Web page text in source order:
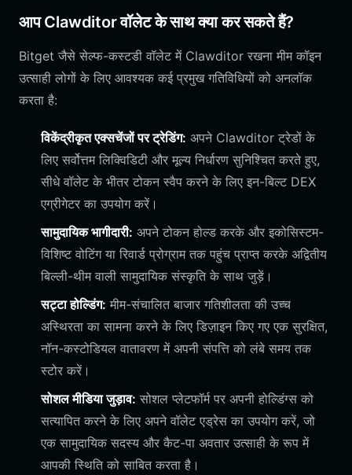
आप Clawditor वॉलेट के साथ क्या कर सकते हैं?
Bitget जैसे सेल्फ-कस्टडी वॉलेट में Clawditor रखना मीम कॉइन
उत्साही लोगों के लिए आवश्यक कई प्रमुख गतिविधियों को अनलॉक
करता है:
विकेंद्रीकृत एक्सचेंजों पर ट्रेडिंग: अपने Clawditor ट्रेडों के
लिए सर्वोत्तम लिक्विडिटी और मूल्य निर्धारण सुनिश्चित करते हुए,
सीधे वॉलेट के भीतर टोकन स्वैप करने के लिए इन-बिल्ट DEX
एग्रीगेटर का उपयोग करें।
सामुदायिक भागीदारी: अपने टोकन होल्ड करके और इकोसिस्टम-
विशिष्ट वोटिंग या रिवार्ड प्रोग्राम तक पहुंच प्राप्त करके अद्वितीय
बिल्ली-थीम वाली सामुदायिक संस्कृति के साथ जुड़ें।
सट्टा होल्डिंग: मीम-संचालित बाजार गतिशीलता की उच्च
अस्थिरता का सामना करने के लिए डिज़ाइन किए गए एक सुरक्षित,
नॉन-कस्टोडियल वातावरण में अपनी संपत्ति को लंबे समय तक
स्टोर करें।
सोशल मीडिया जुड़ाव: सोशल प्लेटफॉर्म पर अपनी होल्डिंग्स को
सत्यापित करने के लिए अपने वॉलेट एड्रेस का उपयोग करें, जो
एक सामुदायिक सदस्य और कैट-पा अवतार उत्साही के रूप में
आपकी स्थिति को साबित करता है।